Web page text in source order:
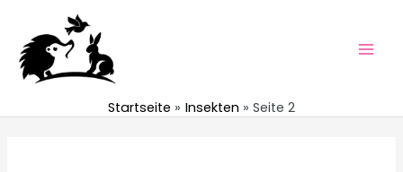
springen
Startseite Insekten Seite 2